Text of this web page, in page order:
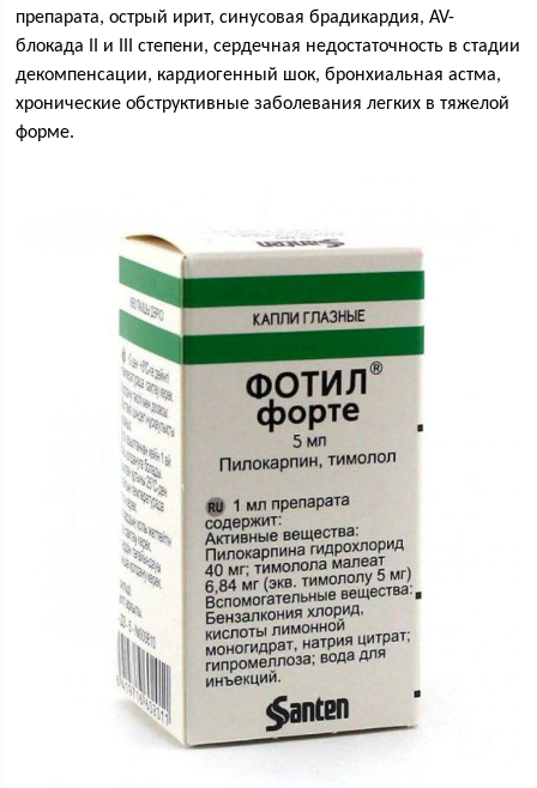
препарата, острый ирит, синусовая брадикардия, AV-
блокада II и III степени, сердечная недостаточность в стадии
декомпенсации, кардиогенный шок, бронхиальная астма,
хронические обструктивные заболевания легких в тяжелой
форме.